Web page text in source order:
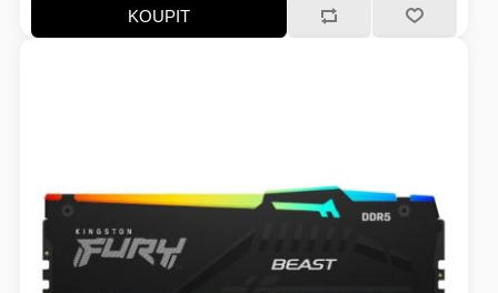
HERNÍ ROUTERY
FRITÉZY
KOUPIT